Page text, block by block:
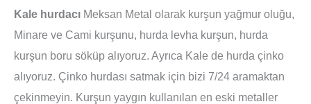
Kale hurdacı Meksan Metal olarak kurşun yağmur oluğu,
Minare ve Cami kurşunu, hurda levha kurşun, hurda
kurşun boru söküp alıyoruz. Ayrıca Kale de hurda çinko
alıyoruz. Çinko hurdası satmak için bizi 7/24 aramaktan
çekinmeyin. Kurşun yaygın kullanılan en eski metaller